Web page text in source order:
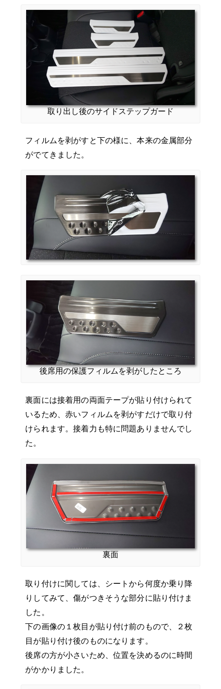
取り出し後のサイドステップガード
フィルムを剥がすと下の様に、本来の金属部分
がでてきました。
後席用の保護フィルムを剥がしたところ
裏面には接着用の両面テープが貼り付けられて
いるため、赤いフィルムを剥がすだけで取り付
けられます。接着力も特に問題ありませんでし
た。
裏面
取り付けに関しては、シートから何度か乗り降
りしてみて、傷がつきそうな部分に貼り付けま
した。
下の画像の１枚目が貼り付け前のもので、２枚
目が貼り付け後のものになります。
後席の方が小さいため、位置を決めるのに時間
がかかりました。